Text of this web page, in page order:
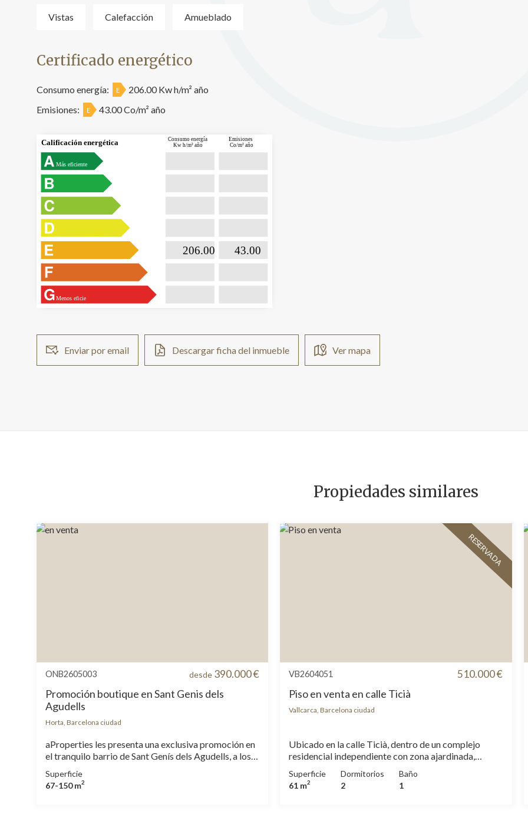
Vistas Calefacción Amueblado
Certificado energético
Consumo energía: E
206.00 Kw h/m² año
Emisiones:
E 43.00 Co/m² año
Más eficiente
Menos eficie
Calificación energética
Consumo energía
Kw h/m² año
Emisiones
Co/m² año
206.00
43.00
Enviar por email Descargar ficha del inmueble Ver mapa
Propiedades similares
ONB2605003 desde 390.000 €
Promoción boutique en Sant Genis dels
Agudells
Horta, Barcelona ciudad
aProperties les presenta una exclusiva promoción en
el tranquilo barrio de Sant Genís dels Agudells, a los
cuatro vientos, con orientación sur y todas las
viviendas completamente exteriores, diseñado para
Superficie
67-150 m2
RESERVADA
VB2604051 510.000 €
Piso en venta en calle Ticià
Vallcarca, Barcelona ciudad
Ubicado en la calle Ticià, dentro de un complejo
residencial independiente con zona ajardinada,
para entrar a vivir. La zona de día cuenta con un
agradable salón-comedor con salida directa a una
Superficie
61 m2
Dormitorios
2
Baño
1